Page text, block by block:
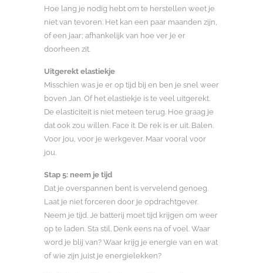
Hoe lang je nodig hebt om te herstellen weet je
niet van tevoren. Het kan een paar maanden zijn,
of een jaar; afhankelijk van hoe ver je er
doorheen zit.
Uitgerekt elastiekje
Misschien was je er op tijd bij en ben je snel weer
boven Jan. Of het elastiekje is te veel uitgerekt.
De elasticiteit is niet meteen terug. Hoe graag je
dat ook zou willen. Face it. De rek is er uit. Balen.
Voor jou, voor je werkgever. Maar vooral voor
jou.
Stap 5: neem je tijd
Dat je overspannen bent is vervelend genoeg.
Laat je niet forceren door je opdrachtgever.
Neem je tijd. Je batterij moet tijd krijgen om weer
op te laden. Sta stil. Denk eens na of voel. Waar
word je blij van? Waar krijg je energie van en wat
of wie zijn juist je energielekken?